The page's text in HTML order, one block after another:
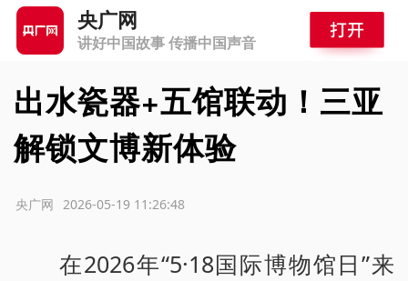
央广网
讲好中国故事 传播中国声音
出水瓷器+五馆联动！三亚
解锁文博新体验
2026-05-19 11:26:48
央广网
在2026年“5·18国际博物馆日”来